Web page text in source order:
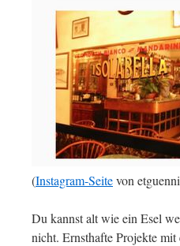
(Instagram-Seitevon
Du kannst alt wie ein Esel
nicht. Ernsthafte Projekte